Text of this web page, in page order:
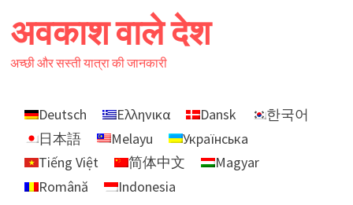
to
content
अवकाश वाले देश
अच्छी और सस्ती यात्रा की जानकारी
Deutsch Ελληνικα Dansk
한국어
日本語
Melayu
Українська
Tiếng Việt
简体中文
Magyar
Română
Indonesia